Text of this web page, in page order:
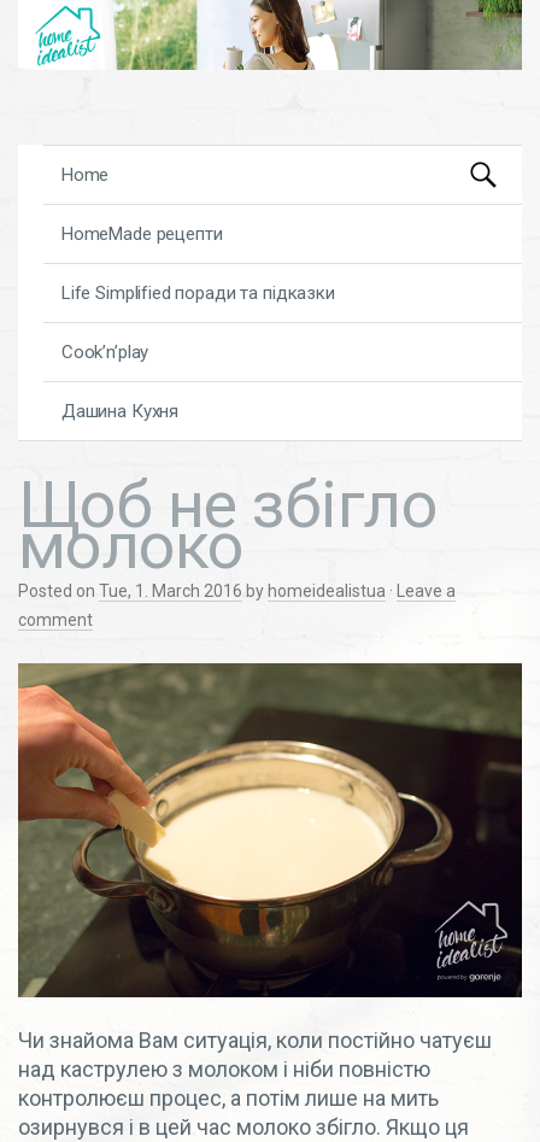
Skip to content
Home
HomeMade рецепти
Life Simplified поради та підказки
Cook’n’play
Дашина Кухня
Search
for:
Щоб не збігло
молоко
Posted on Tue, 1. March 2016 by homeidealistua ·
Leave a
comment
Чи знайома Вам ситуація, коли постійно чатуєш
над каструлею з молоком і ніби повністю
контролюєш процес, а потім лише на мить
озирнувся і в цей час молоко збігло. Якщо ця